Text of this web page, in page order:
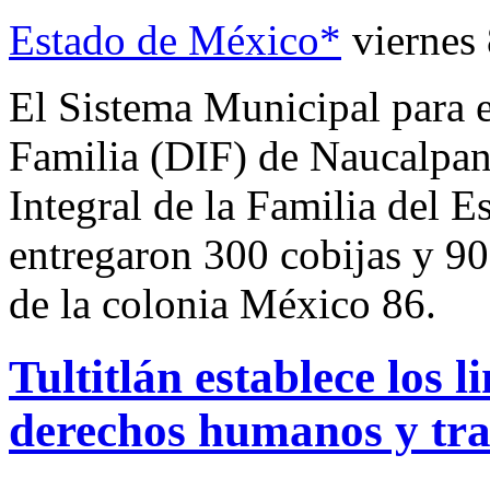
Estado de México* viernes
El Sistema Municipal para
Familia (DIF) de
Integral de la Familia del
entregaron 300 cobijas y
de la colonia México 86.
Tultitlán establece los
derechos humanos y